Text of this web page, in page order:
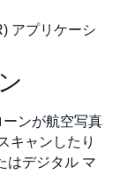
アプリケーシ
ンが航空写真
キャンしたり
はデジタル マ